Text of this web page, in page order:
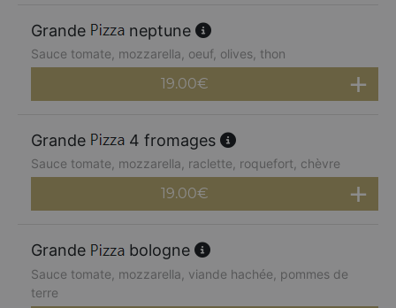
Grande neptune
Sauce tomate, mozzarella, oeuf, olives, thon
19.00€
Grande 4 fromages
Sauce tomate, mozzarella, raclette, roquefort, chèvre
19.00€
Grande bologne
Sauce tomate, mozzarella, viande hachée, pommes de
terre